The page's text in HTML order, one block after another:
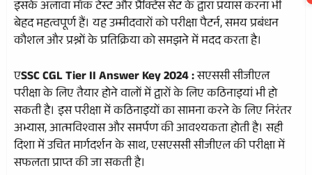
इसके अलावा मॉक टेस्ट और प्रैक्टिस सेट के द्वारा प्रयास करना भी
बेहद महत्वपूर्ण हैं। यह उम्मीदवारों को परीक्षा पैटर्न, समय प्रबंधन
कौशल और प्रश्नों के प्रतिक्रिया को समझने में मदद करता है।
एSSC CGL Tier II Answer Key 2024 :सएससी सीजीएल
परीक्षा के लिए तैयार होने वालों में द्वारों के लिए कठिनाइयां भी हो
सकती है। इस परीक्षा में कठिनाइयों का सामना करने के लिए निरंतर
अभ्यास, आत्मविश्वास और समर्पण की आवश्यकता होती है। सही
दिशा में उचित मार्गदर्शन के साथ, एसएससी सीजीएल की परीक्षा में
सफलता प्राप्त की जा सकती है।